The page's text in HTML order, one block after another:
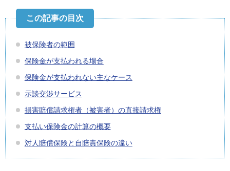
被保険者の範囲
保険金が支払われる場合
保険金が支払われない主なケース
示談交渉サービス
損害賠償請求権者（被害者）の直接請求権
支払い保険金の計算の概要
対人賠償保険と自賠責保険の違い